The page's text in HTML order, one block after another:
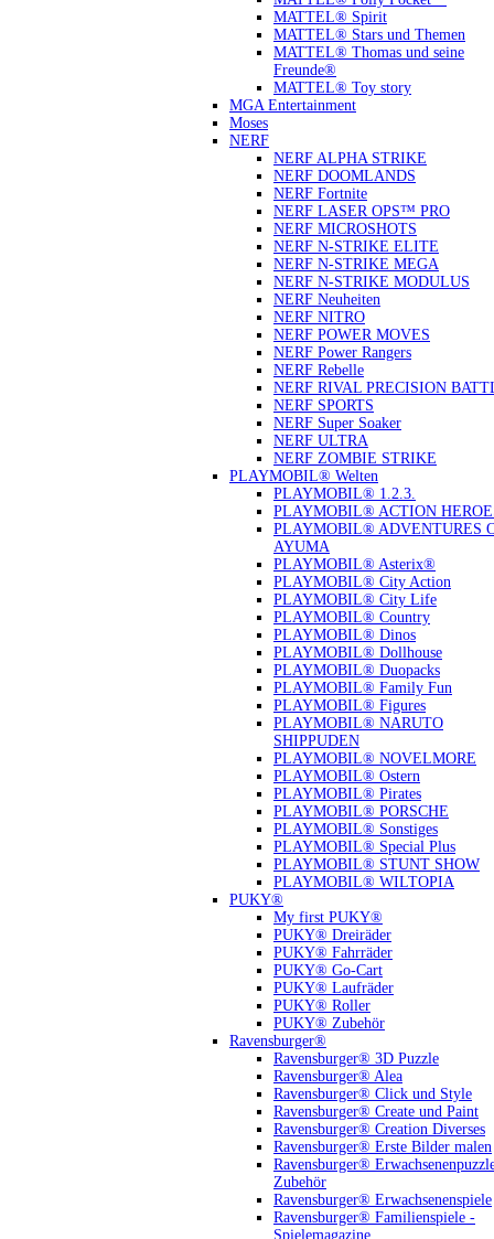
MATTEL® Spirit
MATTEL® Stars und Themen
MATTEL® Thomas und seine
Freunde®
MATTEL® Toy story
MGA Entertainment
Moses
NERF
NERF ALPHA STRIKE
NERF DOOMLANDS
NERF Fortnite
NERF LASER OPS™ PRO
NERF MICROSHOTS
NERF N-STRIKE ELITE
NERF N-STRIKE MEGA
NERF N-STRIKE MODULUS
NERF Neuheiten
NERF NITRO
NERF POWER MOVES
NERF Power Rangers
NERF Rebelle
NERF RIVAL PRECISION
NERF SPORTS
NERF Super Soaker
NERF ULTRA
NERF ZOMBIE STRIKE
PLAYMOBIL® Welten
PLAYMOBIL® 1.2.3.
PLAYMOBIL® ACTION
PLAYMOBIL® ADVENTURES
AYUMA
PLAYMOBIL® Asterix®
PLAYMOBIL® City Action
PLAYMOBIL® City Life
PLAYMOBIL® Country
PLAYMOBIL® Dinos
PLAYMOBIL® Dollhouse
PLAYMOBIL® Duopacks
PLAYMOBIL® Family Fun
PLAYMOBIL® Figures
PLAYMOBIL® NARUTO
SHIPPUDEN
PLAYMOBIL® NOVELMORE
PLAYMOBIL® Ostern
PLAYMOBIL® Pirates
PLAYMOBIL® PORSCHE
PLAYMOBIL® Sonstiges
PLAYMOBIL® Special Plus
PLAYMOBIL® STUNT SHOW
PLAYMOBIL® WILTOPIA
PUKY®
My first PUKY®
PUKY® Dreiräder
PUKY® Fahrräder
PUKY® Go-Cart
PUKY® Laufräder
PUKY® Roller
PUKY® Zubehör
Ravensburger®
Ravensburger® 3D Puzzle
Ravensburger® Alea
Ravensburger® Click und Style
Ravensburger® Create und Paint
Ravensburger® Creation Diverses
Ravensburger® Erste Bilder malen
Ravensburger®
Zubehör
Ravensburger® Erwachsenenspiele
Ravensburger® Familienspiele -
Spielemagazine